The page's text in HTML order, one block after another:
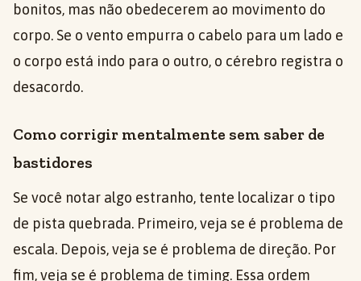
bonitos, mas não obedecerem ao movimento do
corpo. Se o vento empurra o cabelo para um lado e
o corpo está indo para o outro, o cérebro registra o
desacordo.
Como corrigir mentalmente sem saber de
bastidores
Se você notar algo estranho, tente localizar o tipo
de pista quebrada. Primeiro, veja se é problema de
escala. Depois, veja se é problema de direção. Por
fim, veja se é problema de timing. Essa ordem